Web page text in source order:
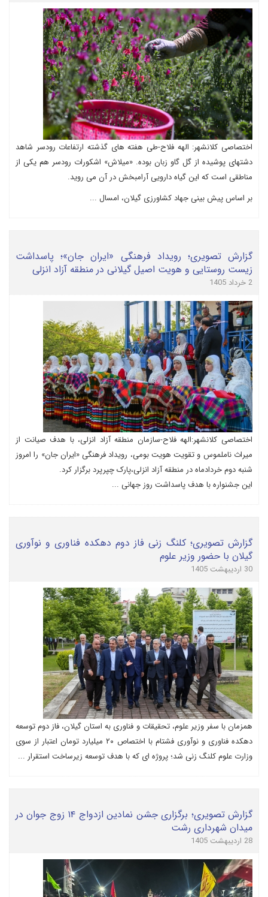
اختصاصی کلانشهر: الهه فلاح-طی هفته های گذشته ارتفاعات رودسر شاهد
دشتهای پوشیده از گل گاو زبان بوده. «میلاش» اشکورات رودسر هم یکی از
مناطقی است که این گیاه دارویی آرامبخش در آن می روید.
بر اساس پیش بینی جهاد کشاورزی گیلان، امسال ...
گزارش تصویری؛ رویداد فرهنگی «ایران جان»؛ پاسداشت
زیست روستایی و هویت اصیل گیلانی در منطقه آزاد انزلی
2 خرداد 1405
اختصاصی کلانشهر:الهه فلاح-سازمان منطقه آزاد انزلی، با هدف صیانت از
میراث ناملموس و تقویت هویت بومی، رویداد فرهنگی «ایران جان» را امروز
شنبه دوم خردادماه در منطقه آزاد انزلی،پارک چپرپرد برگزار کرد.
این جشنواره با هدف پاسداشت روز جهانی ...
گزارش تصویری؛ کلنگ زنی فاز دوم دهکده فناوری و نوآوری
گیلان با حضور وزیر علوم
30 اردیبهشت 1405
همزمان با سفر وزیر علوم، تحقیقات و فناوری به استان گیلان، فاز دوم توسعه
دهکده فناوری و نوآوری فشتام با اختصاص ۲۰ میلیارد تومان اعتبار از سوی
وزارت علوم کلنگ زنی شد؛ پروژه ای که با هدف توسعه زیرساخت استقرار ...
گزارش تصویری؛ برگزاری جشن نمادین ازدواج ۱۴ زوج جوان در
میدان شهرداری رشت
28 اردیبهشت 1405